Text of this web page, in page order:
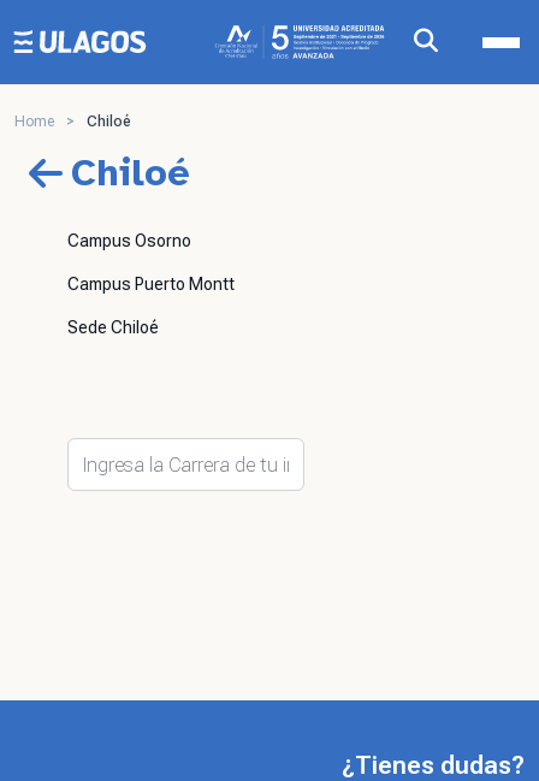
Ulagos Template
Home > Chiloé
Chiloé
Campus Osorno
Campus Puerto Montt
Sede Chiloé
¿Tienes dudas?